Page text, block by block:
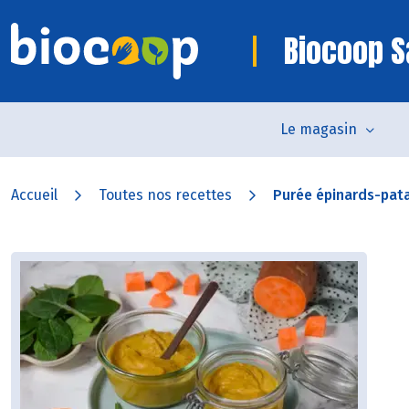
Biocoop
Le magasin
Accueil Toutes nos recettes Purée épinards-